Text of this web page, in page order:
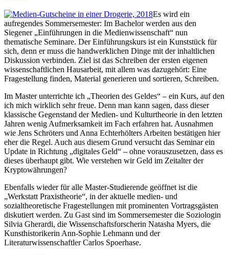
Es wird ein
aufregendes Sommersemester: Im Bachelor werden aus den
Siegener „Einführungen in die Medienwissenschaft“ nun
thematische Seminare. Der Einführungskurs ist ein Kunststück für
sich, denn er muss die handwerklichen Dinge mit der inhaltlichen
Diskussion verbinden. Ziel ist das Schreiben der ersten eigenen
wissenschaftlichen Hausarbeit, mit allem was dazugehört: Eine
Fragestellung finden, Material generieren und sortieren, Schreiben.
Im Master unterrichte ich „Theorien des Geldes“ – ein Kurs, auf den
ich mich wirklich sehr freue. Denn man kann sagen, dass dieser
klassische Gegenstand der Medien- und Kulturtheorie in den letzten
Jahren wenig Aufmerksamkeit im Fach erfahren hat. Ausnahmen
wie Jens Schröters und Anna Echterhölters Arbeiten bestätigen hier
eher die Regel. Auch aus diesem Grund versucht das Seminar ein
Update in Richtung „digitales Geld“ – ohne vorauszusetzen, dass es
dieses überhaupt gibt. Wie verstehen wir Geld im Zeitalter der
Kryptowährungen?
Ebenfalls wieder für alle Master-Studierende geöffnet ist die
„Werkstatt Praxistheorie“, in der aktuelle medien- und
sozialtheoretische Fragestellungen mit prominenten Vortragsgästen
diskutiert werden. Zu Gast sind im Sommersemester die Soziologin
Silvia Gherardi, die Wissenschaftsforscherin Natasha Myers, die
Kunsthistorikerin Ann-Sophie Lehmann und der
Literaturwissenschaftler Carlos Spoerhase.